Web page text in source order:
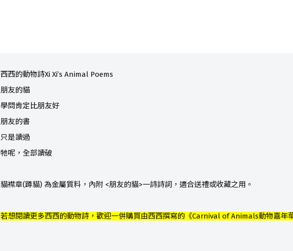
西西的動物詩Xi Xi’s Animal Poems
朋友的貓
學問肯定比朋友好
朋友的書
只是讀過
牠呢，全部讀破
貓襟章(蹲貓) 為金屬質料，內附 <朋友的貓>一詩詩詞，適合送禮或收藏之用。
若想閱讀更多西西的動物詩，歡迎一併購買由西西撰寫的《Carnival of Animals動物嘉年